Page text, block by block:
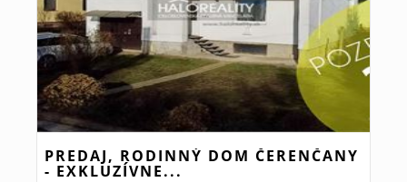
PREDAJ, RODINNÝ DOM ČERENČANY
- EXKLUZÍVNE...